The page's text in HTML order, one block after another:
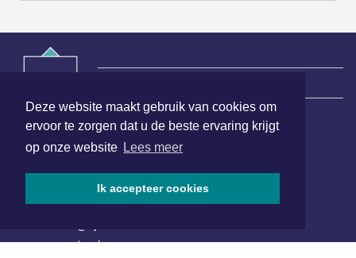
Deze website maakt gebruik van cookies om
ervoor te zorgen dat u de beste ervaring krijgt
op onze website Lees meer
Ik accepteer cookies
Hoofdvestiging:
van Benthuizenlaan 1
1701 BZ Heerhugowaard
072 8200 600
www.xyto.nl